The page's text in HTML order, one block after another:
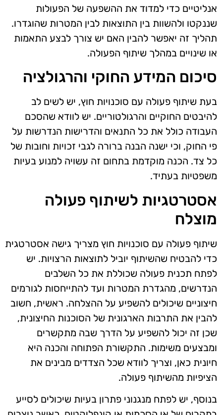
אנליטיים כדי למדוד את ההשפעה של הפעולות
שננקטו ולהשוות בין התוצאות לבין המטרות שהוגדרו.
תהליך זה יאפשר להבין האם יש צורך לבצע התאמות
או שינויים במהלך שיתוף הפעולה.
סיכום המידע החוקי והרגולציה
בעת שיתוף פעולה עם סוכנויות חוץ, יש לשים לב
להיבטים החוקיים והרגולטוריים. יש לוודא שהסכם
העבודה כולל את כל התנאים והדרישות הנדרשות על
פי החוק, וכי ישנה הבנה ברורה לגבי זכויות וחובות של
כל צד. הכנה מוקדמת בתחום זה עשויה למנוע בעיות
משפטיות בעתיד.
אסטרטגיות לשיתוף פעולה
מוצלח
שיתוף פעולה עם סוכנויות חוץ מצריך גישה אסטרטגית
כדי להבטיח שהשיתוף יוביל לתוצאות הרצויות. יש
לפתח תכנית פעולה שכוללת את כל השלבים
הנדרשים, מהגדרת המטרות ועד להתייחסות לגורמים
חיצוניים שיכולים להשפיע על ההצלחה. ראשית, חשוב
להבין את התרבות הארגונית של הסוכנות החיצונית,
שכן זה יכול להשפיע על הדרך שבה מתקשרים
ומבצעים משימות. התקשורת הפתוחה והכנה היא
חיונית כאן, וצריך לוודא שכל הצדדים מבינים את
הציפיות מהשיתוף פעולה.
בנוסף, יש לפתח מנגנוני פתרון בעיות שיכולים לסייע